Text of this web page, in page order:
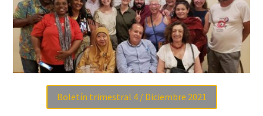
Boletín trimestral 4 / Diciembre 2021